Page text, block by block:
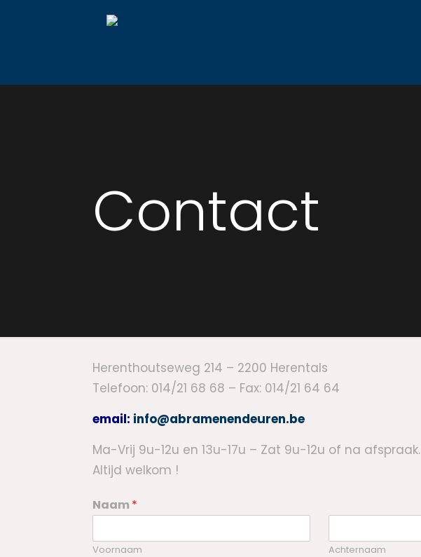
Contact
Herenthoutseweg 214 – 2200 Herentals
Telefoon: 014/21 68 68 – Fax: 014/21 64 64
email: info@abramenendeuren.be
Ma-Vrij 9u-12u en 13u-17u – Zat 9u-12u of na afspraak.
Altijd welkom !
Naam *
Voornaam Achternaam